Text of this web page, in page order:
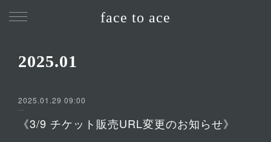
face to ace
2025.01
2025.01.29 09:00
《3/9 チケット販売URL変更のお知らせ》